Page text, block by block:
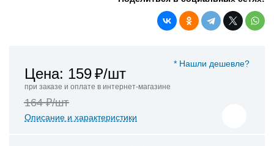
* Нашли дешевле?
Цена: 159₽/шт
при заказе и оплате в интернет-магазине
164 ₽/шт
Описание и характеристики